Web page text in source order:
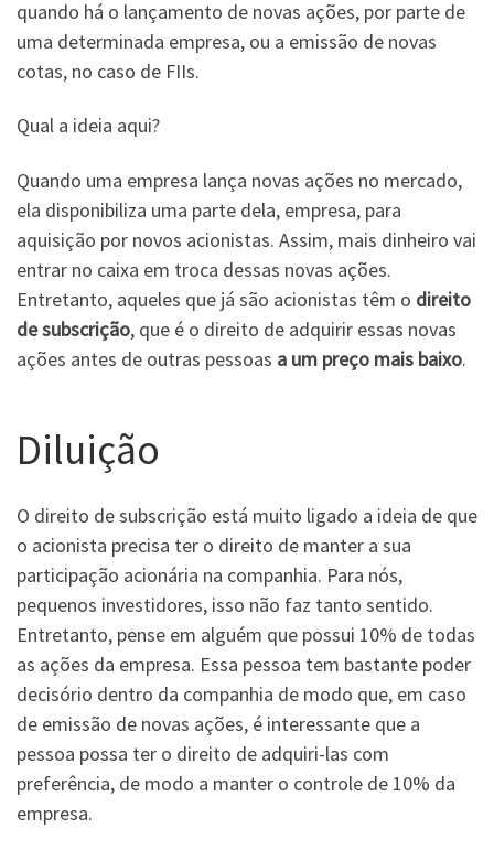
quando há o lançamento de novas ações, por parte de
uma determinada empresa, ou a emissão de novas
cotas, no caso de FIIs.
Qual a ideia aqui?
Quando uma empresa lança novas ações no mercado,
ela disponibiliza uma parte dela, empresa, para
aquisição por novos acionistas. Assim, mais dinheiro vai
entrar no caixa em troca dessas novas ações.
Entretanto, aqueles que já são acionistas têm o direito
de subscrição, que é o direito de adquirir essas novas
ações antes de outras pessoas a um preço mais baixo.
Diluição
O direito de subscrição está muito ligado a ideia de que
o acionista precisa ter o direito de manter a sua
participação acionária na companhia. Para nós,
pequenos investidores, isso não faz tanto sentido.
Entretanto, pense em alguém que possui 10% de todas
as ações da empresa. Essa pessoa tem bastante poder
decisório dentro da companhia de modo que, em caso
de emissão de novas ações, é interessante que a
pessoa possa ter o direito de adquiri-las com
preferência, de modo a manter o controle de 10% da
empresa.